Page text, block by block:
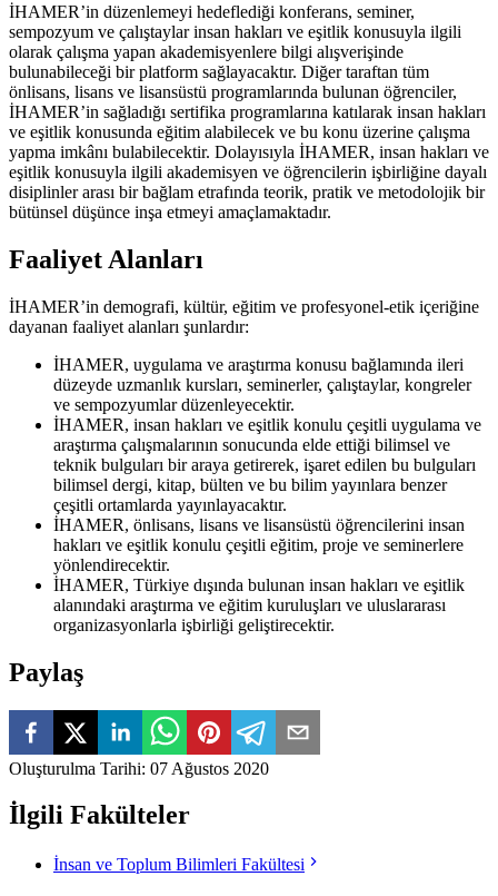
İHAMER’in düzenlemeyi hedeflediği konferans, seminer,
sempozyum ve çalıştaylar insan hakları ve eşitlik konusuyla ilgili
olarak çalışma yapan akademisyenlere bilgi alışverişinde
bulunabileceği bir platform sağlayacaktır. Diğer taraftan tüm
önlisans, lisans ve lisansüstü programlarında bulunan öğrenciler,
İHAMER’in sağladığı sertifika programlarına katılarak insan hakları
ve eşitlik konusunda eğitim alabilecek ve bu konu üzerine çalışma
yapma imkânı bulabilecektir. Dolayısıyla İHAMER, insan hakları ve
eşitlik konusuyla ilgili akademisyen ve öğrencilerin işbirliğine dayalı
disiplinler arası bir bağlam etrafında teorik, pratik ve metodolojik bir
bütünsel düşünce inşa etmeyi amaçlamaktadır.
Faaliyet Alanları
İHAMER’in demografi, kültür, eğitim ve profesyonel-etik içeriğine
dayanan faaliyet alanları şunlardır:
İHAMER, uygulama ve araştırma konusu bağlamında ileri
düzeyde uzmanlık kursları, seminerler, çalıştaylar, kongreler
ve sempozyumlar düzenleyecektir.
İHAMER, insan hakları ve eşitlik konulu çeşitli uygulama ve
araştırma çalışmalarının sonucunda elde ettiği bilimsel ve
teknik bulguları bir araya getirerek, işaret edilen bu bulguları
bilimsel dergi, kitap, bülten ve bu bilim yayınlara benzer
çeşitli ortamlarda yayınlayacaktır.
İHAMER, önlisans, lisans ve lisansüstü öğrencilerini insan
hakları ve eşitlik konulu çeşitli eğitim, proje ve seminerlere
yönlendirecektir.
İHAMER, Türkiye dışında bulunan insan hakları ve eşitlik
alanındaki araştırma ve eğitim kuruluşları ve uluslararası
organizasyonlarla işbirliği geliştirecektir.
Paylaş
Oluşturulma Tarihi: 07 Ağustos 2020
İlgili Fakülteler
İnsan ve Toplum Bilimleri Fakültesi